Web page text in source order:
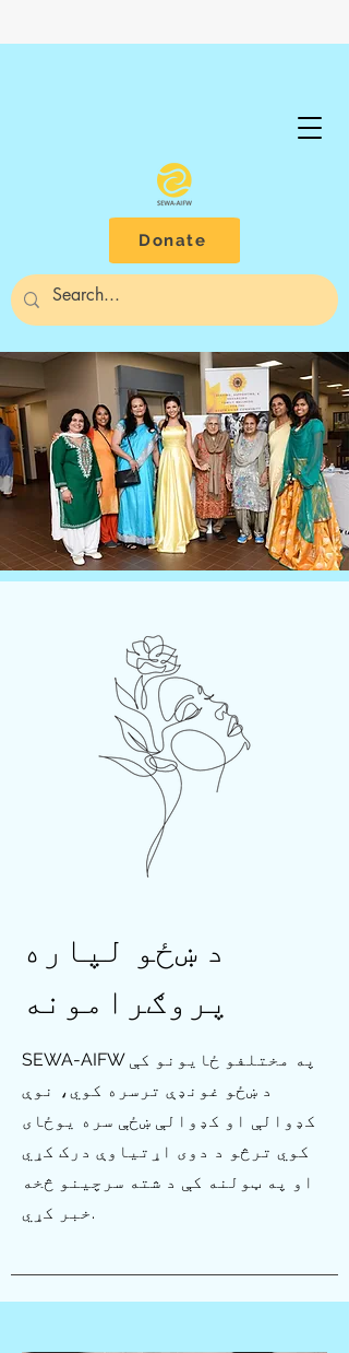
Donate
د ښځو لپاره
پروګرامونه
SEWA-AIFW په مختلفو ځایونو کې
د ښځو غونډې ترسره کوي، نوې
کډوالې او کډوالې ښځې سره یوځای
کوي ترڅو د دوی اړتیاوې درک کړي
او په ټولنه کې د شته سرچینو څخه
خبر کړي.